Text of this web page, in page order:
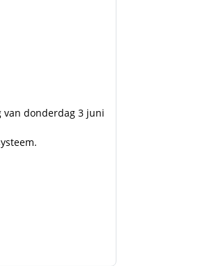
van donderdag 3 juni